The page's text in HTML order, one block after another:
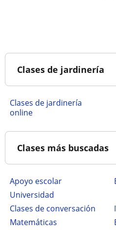
Clases de jardinería
Clases de jardinería
online
Clases más buscadas
Apoyo escolar
Universidad
Clases de conversación
Matemáticas